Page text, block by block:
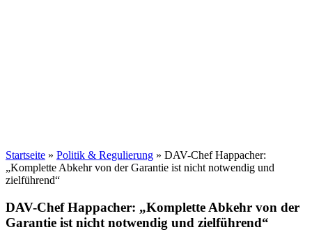
Startseite » Politik & Regulierung » DAV-Chef Happacher:
„Komplette Abkehr von der Garantie ist nicht notwendig und
zielführend“
DAV-Chef Happacher: „Komplette Abkehr von der
Garantie ist nicht notwendig und zielführend“